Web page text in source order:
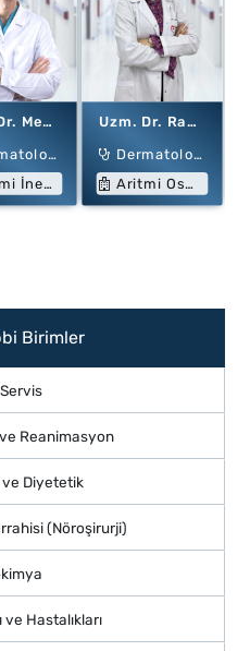
Uzm. Dr. Mehmet Akif Karababa
(Cildiye)
Hastanesi
Uzm. Dr. Rabia ERÇOBAN
Dermatoloji (Cildiye)
Aritmi Osmangazi Hastanesi
Birimler
Reanimasyon
Diyetetik
(Nöroşirurji)
ve Hastalıkları